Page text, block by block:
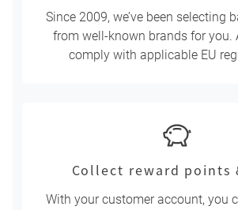
Since 2009, we’ve been selecting
from well-known brands for you.
comply with applicable EU
Collect reward points
With your customer account, you